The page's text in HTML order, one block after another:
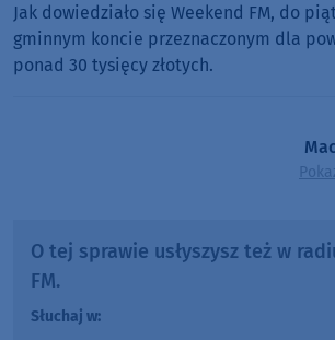
Jak dowiedziało się Weekend FM, do
gminnym koncie przeznaczonym dla
ponad 30 tysięcy złotych.
O tej sprawie usłyszysz też w
FM.
Słuchaj w: